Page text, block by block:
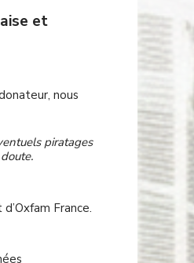
et
nous
piratages
France.